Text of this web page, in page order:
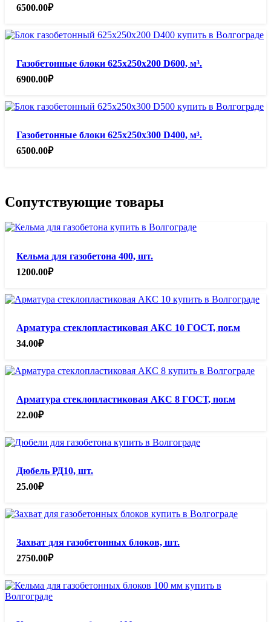
6500.00₽
Газобетонные блоки 625х250х200 D600, м³.
6900.00₽
Газобетонные блоки 625х250х300 D400, м³.
6500.00₽
Сопутствующие товары
Кельма для газобетона 400, шт.
1200.00₽
Арматура стеклопластиковая АКС 10 ГОСТ, пог.м
34.00₽
Арматура стеклопластиковая АКС 8 ГОСТ, пог.м
22.00₽
Дюбель РД10, шт.
25.00₽
Захват для газобетонных блоков, шт.
2750.00₽